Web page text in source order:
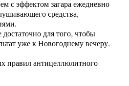
с эффектом загара ежедневно
средства,
для того, чтобы
уже к Новогоднему вечеру.
правил антицеллюлитного